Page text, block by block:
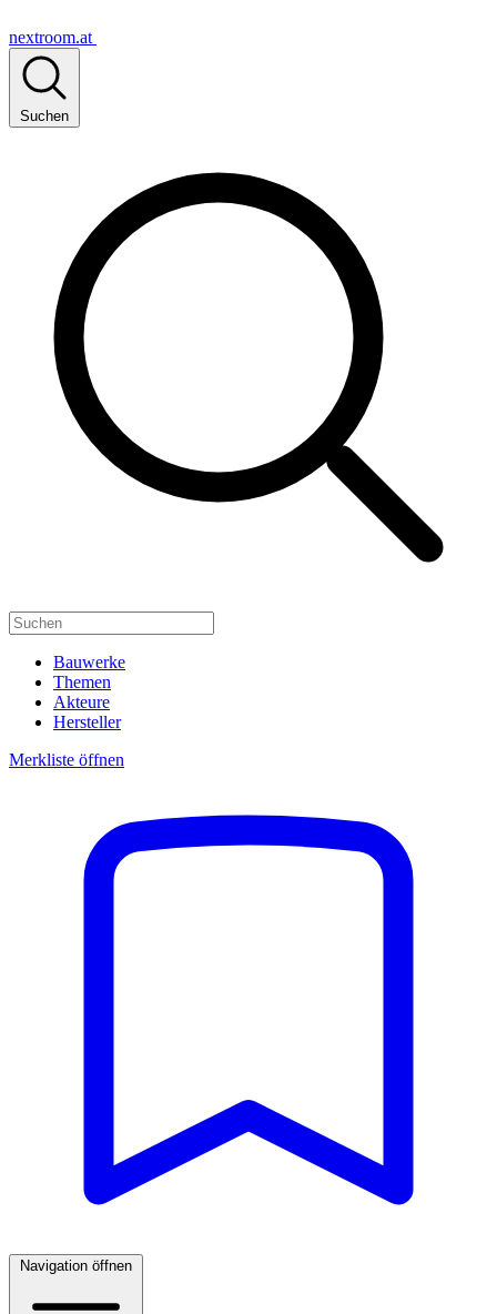
nextroom.at
Suchen
Bauwerke
Themen
Akteure
Hersteller
Merkliste öffnen
Navigation öffnen